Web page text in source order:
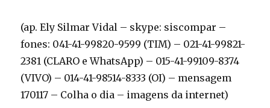
(ap. Ely Silmar Vidal – skype: siscompar –
fones: 041-41-99820-9599 (TIM) – 021-41-99821-
2381 (CLARO e WhatsApp) – 015-41-99109-8374
(VIVO) – 014-41-98514-8333 (OI) – mensagem
170117 – Colha o dia – imagens da internet)